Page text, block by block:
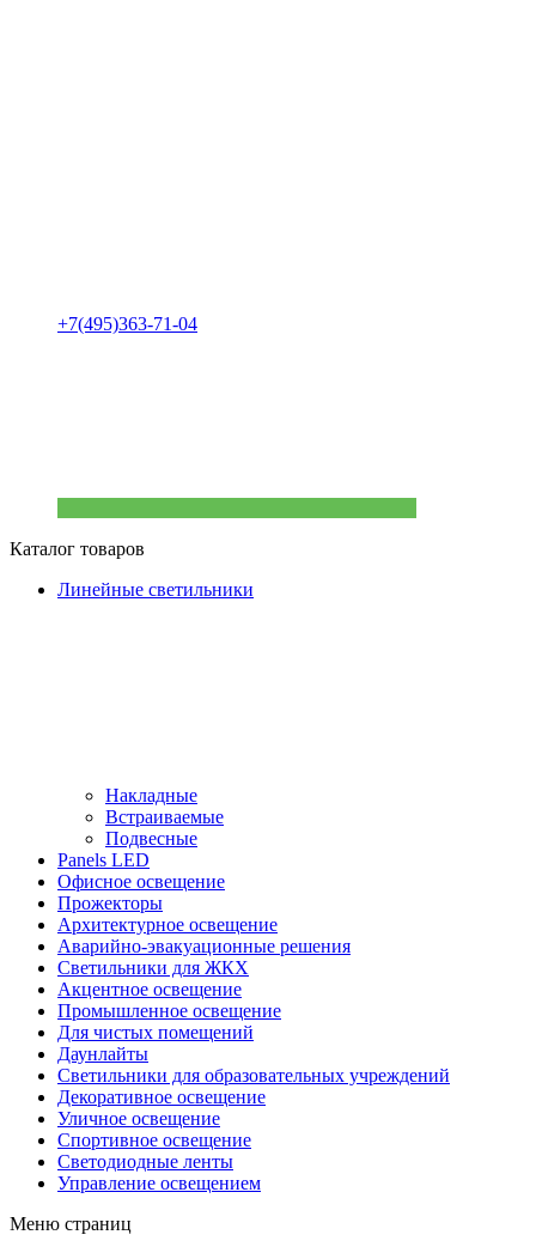
+7(495)363-71-04
Каталог товаров
Линейные светильники
Накладные
Встраиваемые
Подвесные
Panels LED
Офисное освещение
Прожекторы
Архитектурное освещение
Аварийно-эвакуационные решения
Светильники для ЖКХ
Акцентное освещение
Промышленное освещение
Для чистых помещений
Даунлайты
Светильники для образовательных учреждений
Декоративное освещение
Уличное освещение
Спортивное освещение
Светодиодные ленты
Управление освещением
Меню страниц